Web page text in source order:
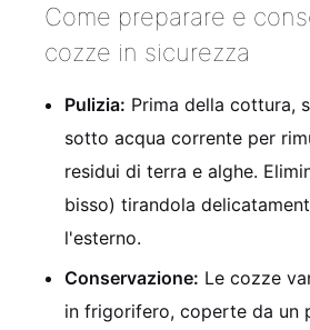
Come preparare e
cozze in sicurezza
Pulizia: Prima della cottura,
sotto acqua corrente per
residui di terra e alghe.
bisso) tirandola
l'esterno.
Conservazione: Le cozze
in frigorifero, coperte da un